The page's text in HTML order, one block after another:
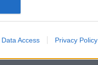
Data Access Privacy Policy